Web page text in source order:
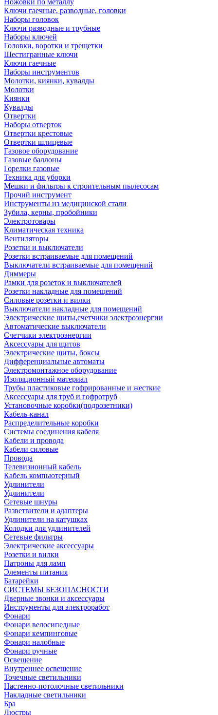
Ножовки по металлу
Ключи гаечные, разводные, головки
Наборы головок
Ключи разводные и трубные
Наборы ключей
Головки, воротки и трещетки
Шестигранные ключи
Ключи гаечные
Наборы инструментов
Молотки, киянки, кувалды
Молотки
Киянки
Кувалды
Отвертки
Наборы отверток
Отвертки крестовые
Отвертки шлицевые
Газовое оборудование
Газовые баллоны
Горелки газовые
Техника для уборки
Мешки и фильтры к строительным пылесосам
Прочий инструмент
Инструменты из медицинской стали
Зубила, керны, пробойники
Электротовары
Климатическая техника
Вентиляторы
Розетки и выключатели
Розетки встраиваемые для помещений
Выключатели встраиваемые для помещений
Диммеры
Рамки для розеток и выключателей
Розетки накладные для помещений
Силовые розетки и вилки
Выключатели накладные для помещений
Электрические щиты,счетчики электроэнергии
Автоматические выключатели
Счетчики электроэнергии
Аксессуары для щитов
Электрические щиты, боксы
Дифференциальные автоматы
Электромонтажное оборудование
Изоляционный материал
Трубы пластиковые гофрированные и жесткие
Аксессуары для труб и гофротруб
Установочные коробки(подрозетники)
Кабель-канал
Распределительные коробки
Системы соединения кабеля
Кабели и провода
Кабели силовые
Провода
Телевизионный кабель
Кабель компьютерный
Удлинители
Удлинители
Сетевые шнуры
Разветвители и адаптеры
Удлинители на катушках
Колодки для удлинителей
Сетевые фильтры
Электрические аксессуары
Розетки и вилки
Патроны для ламп
Элементы питания
Батарейки
СИСТЕМЫ БЕЗОПАСНОСТИ
Дверные звонки и аксессуары
Инструменты для электроработ
Фонари
Фонари велосипедные
Фонари кемпинговые
Фонари налобные
Фонари ручные
Освещение
Внутреннее освещение
Точечные светильники
Настенно-потолочные светильники
Накладные светильники
Бра
Люстры